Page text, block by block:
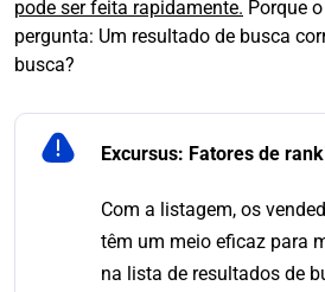
pode ser feita rapidamente. Porque
pergunta: Um resultado de busca
busca?
Excursus: Fatores de
Com a listagem, os
têm um meio eficaz para
na lista de resultados de